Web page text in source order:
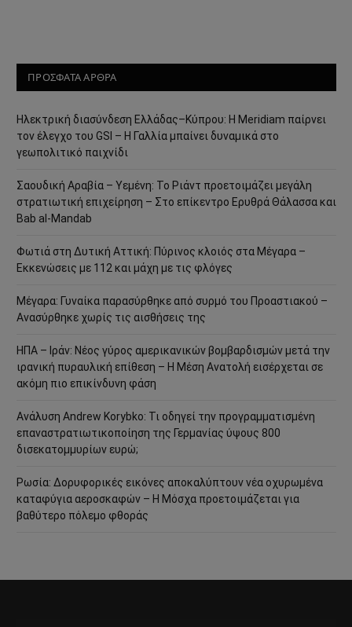
ΠΡΟΣΦΑΤΑ ΑΡΘΡΑ
Ηλεκτρική διασύνδεση Ελλάδας–Κύπρου: Η Meridiam παίρνει
τον έλεγχο του GSI – Η Γαλλία μπαίνει δυναμικά στο
γεωπολιτικό παιχνίδι
Σαουδική Αραβία – Υεμένη: Το Ριάντ προετοιμάζει μεγάλη
στρατιωτική επιχείρηση – Στο επίκεντρο Ερυθρά Θάλασσα και
Bab al-Mandab
Φωτιά στη Δυτική Αττική: Πύρινος κλοιός στα Μέγαρα –
Εκκενώσεις με 112 και μάχη με τις φλόγες
Μέγαρα: Γυναίκα παρασύρθηκε από συρμό του Προαστιακού –
Ανασύρθηκε χωρίς τις αισθήσεις της
ΗΠΑ – Ιράν: Νέος γύρος αμερικανικών βομβαρδισμών μετά την
ιρανική πυραυλική επίθεση – Η Μέση Ανατολή εισέρχεται σε
ακόμη πιο επικίνδυνη φάση
Ανάλυση Andrew Korybko: Τι οδηγεί την προγραμματισμένη
επαναστρατιωτικοποίηση της Γερμανίας ύψους 800
δισεκατομμυρίων ευρώ;
Ρωσία: Δορυφορικές εικόνες αποκαλύπτουν νέα οχυρωμένα
καταφύγια αεροσκαφών – Η Μόσχα προετοιμάζεται για
βαθύτερο πόλεμο φθοράς